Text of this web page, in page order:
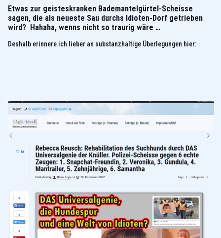
Etwas zur geisteskranken Bademantelgürtel-Scheisse
sagen, die als neueste Sau durchs Idioten-Dorf getrieben
wird? Hahaha, wenns nicht so traurig wäre …
Deshalb erinnere ich lieber an substanzhaltige Überlegungen hier: